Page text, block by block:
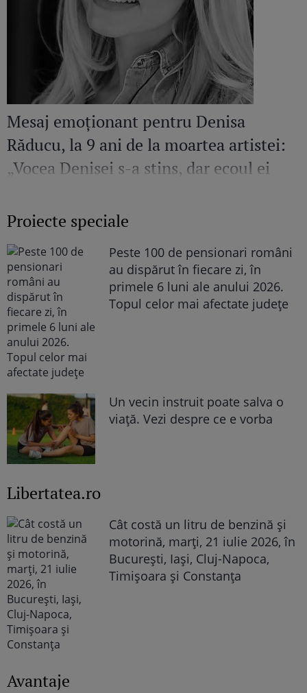
Mesaj emoționant pentru Denisa
Răducu, la 9 ani de la moartea artistei:
„Vocea Denisei s-a stins, dar ecoul ei
Proiecte speciale
Peste 100 de pensionari români
au dispărut în fiecare zi, în
primele 6 luni ale anului 2026.
Topul celor mai afectate județe
Un vecin instruit poate salva o
viață. Vezi despre ce e vorba
Libertatea.ro
Cât costă un litru de benzină și
motorină, marți, 21 iulie 2026, în
București, Iași, Cluj-Napoca,
Timișoara și Constanța
Avantaje